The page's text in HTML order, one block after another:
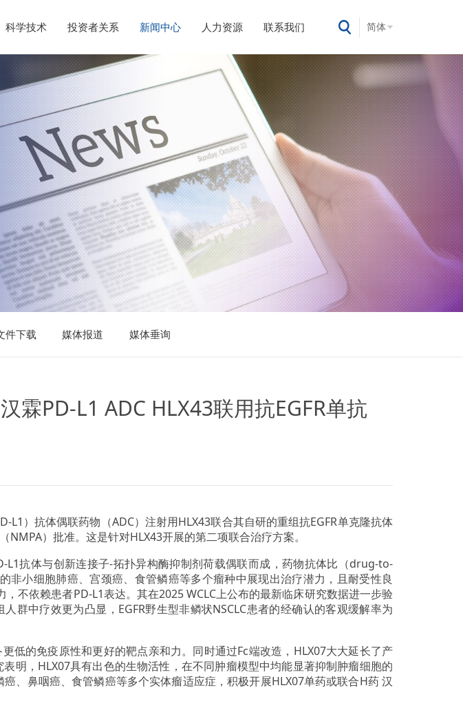
科学技术 投资者关系 新闻中心 人力资源 联系我们 简体
件下载 媒体报道 媒体垂询
霖PD-L1 ADC HLX43联用抗EGFR单抗
）抗体偶联药物（ADC）注射用HLX43联合其自研的重组抗EGFR单克隆抗体
）批准。这是针对HLX43开展的第二项联合治疗方案。
L1抗体与创新连接子-拓扑异构酶抑制剂荷载偶联而成，药物抗体比（drug-to-
小细胞肺癌、宫颈癌、食管鳞癌等多个瘤种中展现出治疗潜力，且耐受性良
不依赖患者PD-L1表达。其在2025 WCLC上公布的最新临床研究数据进一步验
群中疗效更为凸显，EGFR野生型非鳞状NSCLC患者的经确认的客观缓解率为
低的免疫原性和更好的靶点亲和力。同时通过Fc端改造，HLX07大大延长了产
明，HLX07具有出色的生物活性，在不同肿瘤模型中均能显著抑制肿瘤细胞的
、鼻咽癌、食管鳞癌等多个实体瘤适应症，积极开展HLX07单药或联合H药 汉